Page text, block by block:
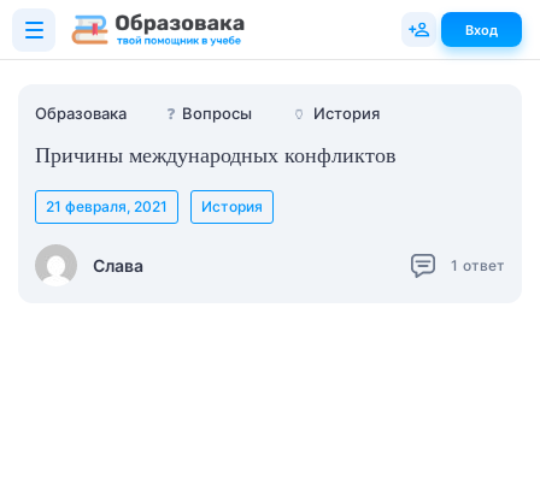
Образовака ❓ Вопросы 🏺 История
Причины международных конфликтов
Слава
21 февраля, 2021 История
1 ответ
Вход